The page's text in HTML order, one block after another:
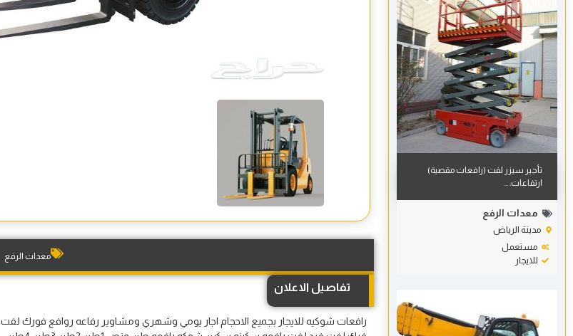
تأجير سيزر لفت (رافعات مقصية)
ارتفاعات: ...
معدات الرفع
مدينة الرياض
مستعمل
للايجار
معدات الرفع
تفاصيل الاعلان
رافعات شوكيه للايجار بجميع الاحجام اجار يومي وشهري ومشاوير رفاعه روافع فورك لفت